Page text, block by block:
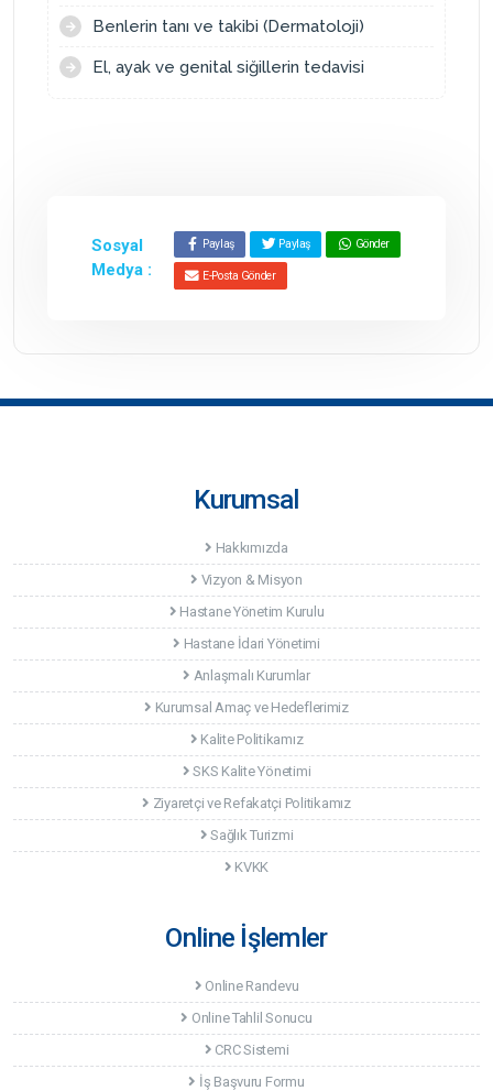
Benlerin tanı ve takibi (Dermatoloji)
El, ayak ve genital siğillerin tedavisi
Sosyal
Medya :
Paylaş Paylaş Gönder
E-Posta Gönder
Kurumsal
Hakkımızda
Vizyon & Misyon
Hastane Yönetim Kurulu
Hastane İdari Yönetimi
Anlaşmalı Kurumlar
Kurumsal Amaç ve Hedeflerimiz
Kalite Politikamız
SKS Kalite Yönetimi
Ziyaretçi ve Refakatçi Politikamız
Sağlık Turizmi
KVKK
Online İşlemler
Online Randevu
Online Tahlil Sonucu
CRC Sistemi
İş Başvuru Formu